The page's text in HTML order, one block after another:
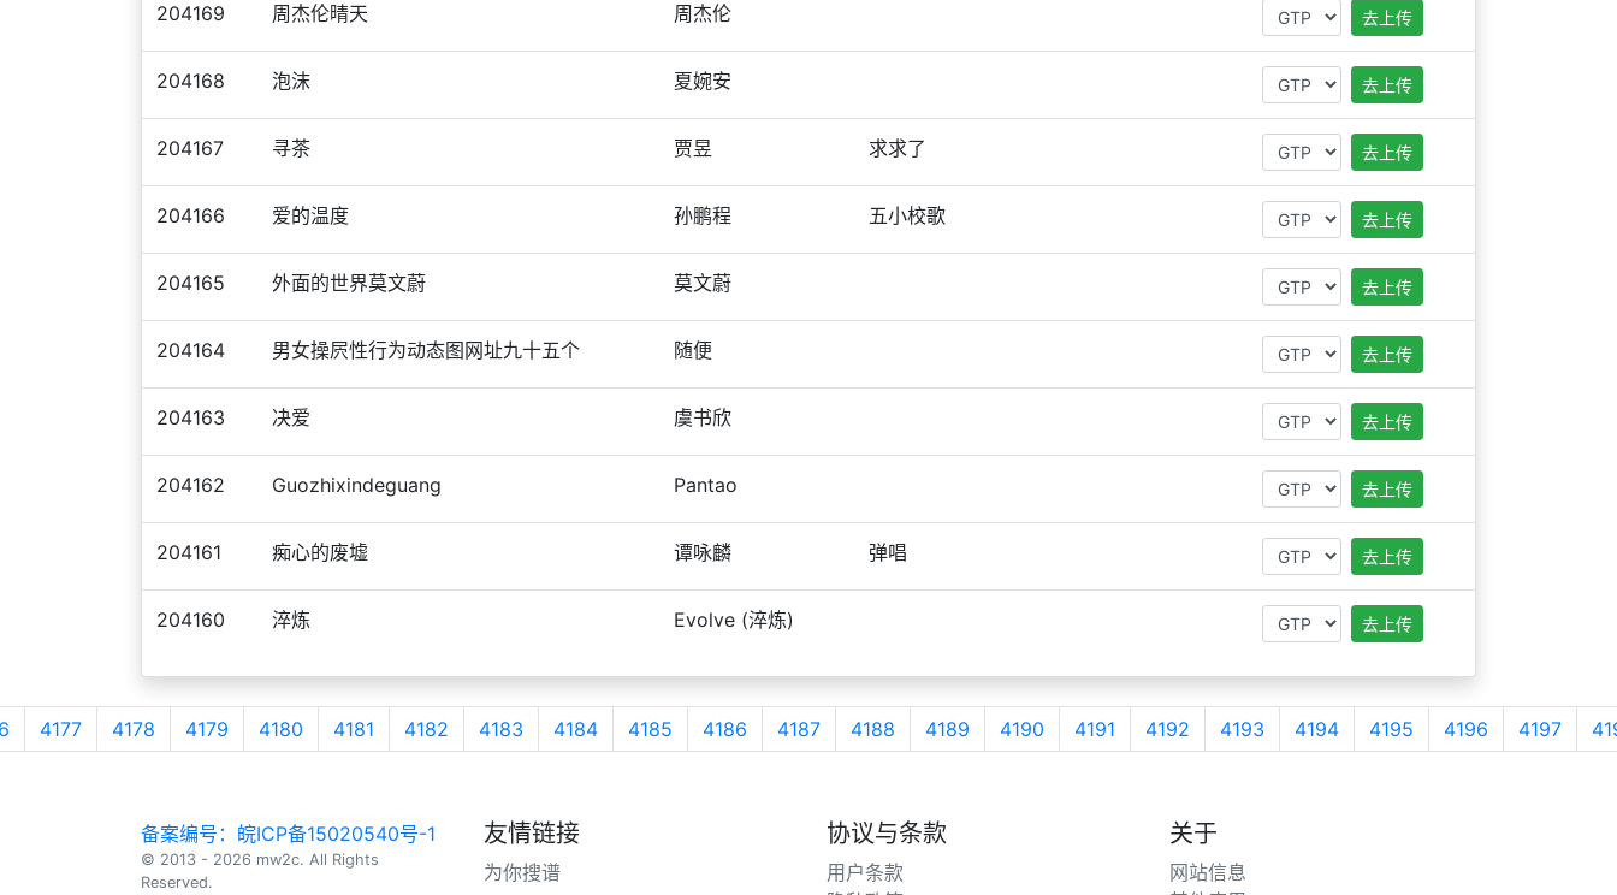
204169 周杰伦晴天 周杰伦 去上传
204168 泡沫 夏婉安 去上传
204167 寻茶 贾昱 求求了 去上传
204166 爱的温度 孙鹏程 五小校歌 去上传
204165 外面的世界莫文蔚 莫文蔚 去上传
204164 男女操屄性行为动态图网址九十五个 随便 去上传
204163 决爱 虞书欣 去上传
204162 Guozhixindeguang Pantao 去上传
204161 痴心的废墟 谭咏麟 弹唱 去上传
204160 淬炼 Evolve (淬炼) 去上传
4177 4178 4179 4180 4181 4182 4183 4184 4185 4186 4187 4188 4189 4190 4191 4192 4193 4194 4195 4196 4197
备案编号：皖ICP备15020540号-1
© 2013 - 2026 mw2c. All Rights
Reserved.
友情链接
为你搜谱
协议与条款
用户条款
关于
网站信息